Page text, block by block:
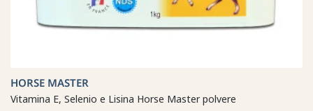
HORSE MASTER
Vitamina E, Selenio e Lisina Horse Master polvere